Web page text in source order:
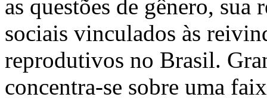
as questões de gênero,
sociais vinculados às
reprodutivos no Brasil.
concentra-se sobre uma